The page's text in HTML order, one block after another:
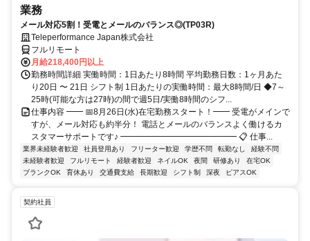
業務
メール対応5割！受電とメールのバランス◎(TP03R)
Teleperformance Japan株式会社
フルリモート
月給218,400円以上
勤務時間詳細 実働時間：1日あたり8時間 平均勤務日数：1ヶ月あた
り20日 〜 21日 シフト制 1日あたりの実働時間：最大8時間/日 ◆7～
25時(可能な方は27時)の間で週5日/実働8時間のシフ...
仕事内容 ━━ 📅8月26日(水)在宅勤務スタート！━━ 受電がメインで
すが、メール対応も約半分！ 電話とメールのバランスよく働けるカ
スタマーサポートです♪ ━━━━━━━━━━━━━━ 📋 仕事...
業界未経験者歓迎 社員登用あり フリーター歓迎 学歴不問 転勤なし
経験不問
未経験者歓迎
フルリモート 経験者歓迎 ネイルOK 夜間 研修あり
在宅OK
ブランクOK
育休あり 交通費支給 長期歓迎 シフト制 深夜 ピアスOK
契約社員